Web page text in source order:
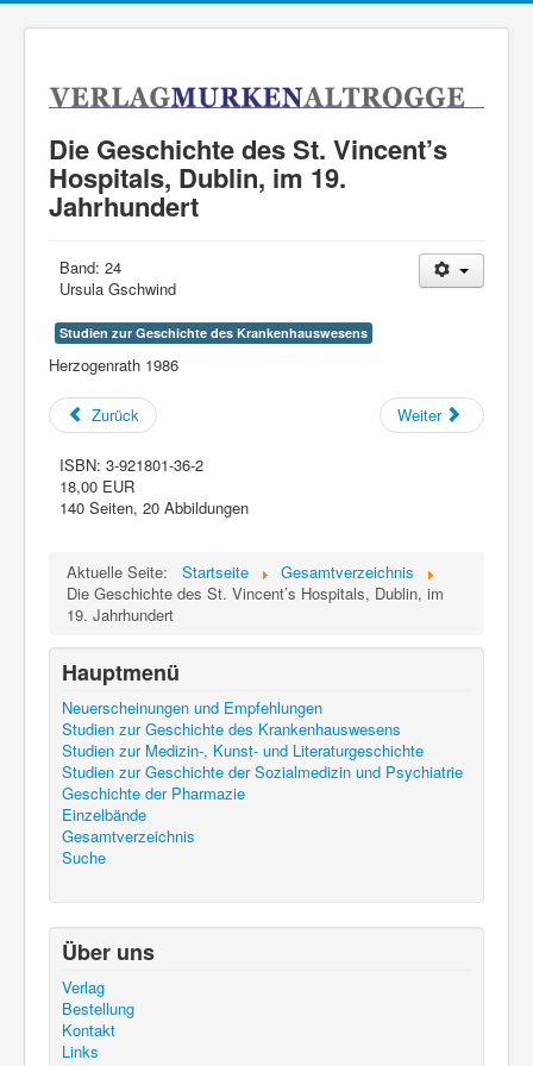
Die Geschichte des St. Vincent’s
Hospitals, Dublin, im 19.
Jahrhundert
Band: 24
Ursula Gschwind
Studien zur Geschichte des Krankenhauswesens
Herzogenrath 1986
Zurück Weiter
ISBN: 3-921801-36-2
18,00 EUR
140 Seiten, 20 Abbildungen
Aktuelle Seite: Startseite
Gesamtverzeichnis
Die Geschichte des St. Vincent’s Hospitals, Dublin, im
19. Jahrhundert
Hauptmenü
Neuerscheinungen und Empfehlungen
Studien zur Geschichte des Krankenhauswesens
Studien zur Medizin-, Kunst- und Literaturgeschichte
Studien zur Geschichte der Sozialmedizin und Psychiatrie
Geschichte der Pharmazie
Einzelbände
Gesamtverzeichnis
Suche
Über uns
Verlag
Bestellung
Kontakt
Links